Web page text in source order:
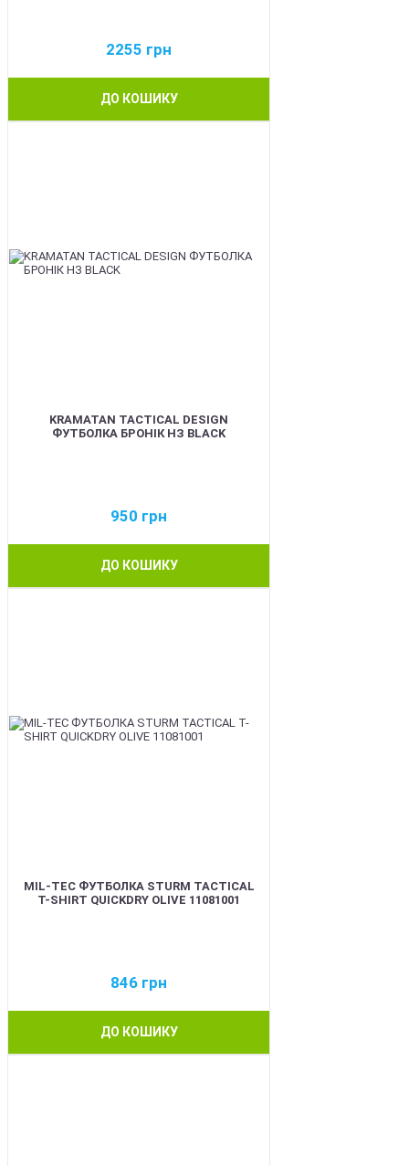
2255 грн
ДО КОШИКУ
KRAMATAN TACTICAL DESIGN
ФУТБОЛКА БРОНІК НЗ BLACK
950 грн
ДО КОШИКУ
MIL-TEC ФУТБОЛКА STURM TACTICAL
T-SHIRT QUICKDRY OLIVE 11081001
846 грн
ДО КОШИКУ